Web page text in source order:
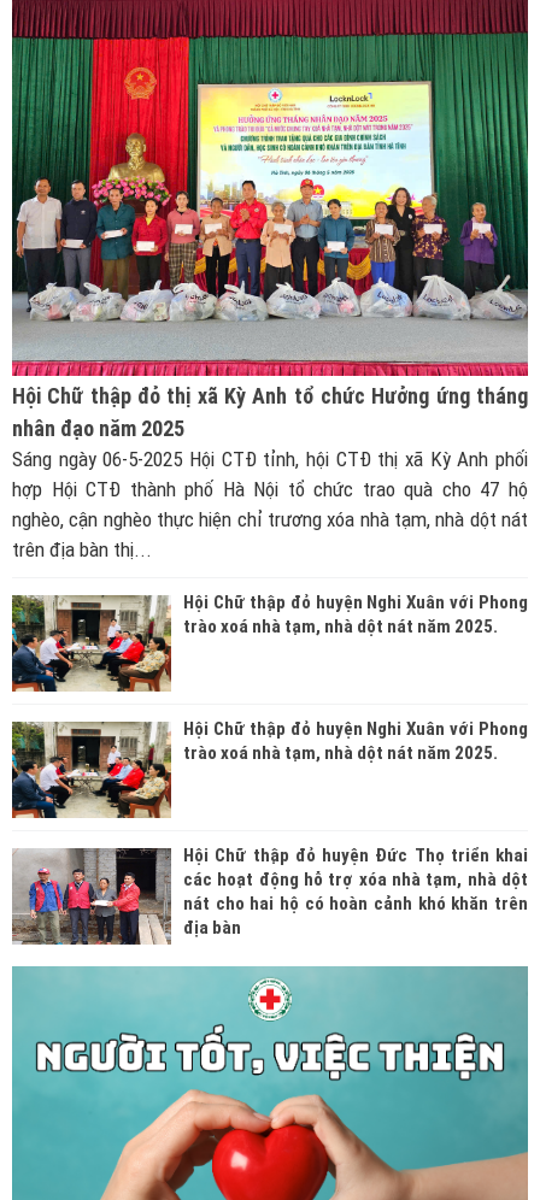
Hội Chữ thập đỏ thị xã Kỳ Anh tổ chức Hưởng ứng tháng
nhân đạo năm 2025
Sáng ngày 06-5-2025 Hội CTĐ tỉnh, hội CTĐ thị xã Kỳ Anh phối
hợp Hội CTĐ thành phố Hà Nội tổ chức trao quà cho 47 hộ
nghèo, cận nghèo thực hiện chỉ trương xóa nhà tạm, nhà dột nát
trên địa bàn thị...
Hội Chữ thập đỏ huyện Nghi Xuân với Phong
trào xoá nhà tạm, nhà dột nát năm 2025.
Hội Chữ thập đỏ huyện Nghi Xuân với Phong
trào xoá nhà tạm, nhà dột nát năm 2025.
Hội Chữ thập đỏ huyện Đức Thọ triển khai
các hoạt động hỗ trợ xóa nhà tạm, nhà dột
nát cho hai hộ có hoàn cảnh khó khăn trên
địa bàn